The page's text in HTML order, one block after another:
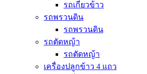
รถเกี่ยวข้าว
รถพรวนดิน
รถพรวนดิน
รถตัดหญ้า
รถตัดหญ้า
เครื่องปลูกข้าว 4 แถว